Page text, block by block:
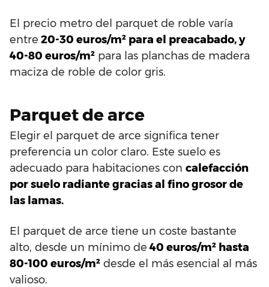
El precio metro del parquet de roble varía
entre 20-30 euros/m² para el preacabado, y
40-80 euros/m² para las planchas de madera
maciza de roble de color gris.
Parquet de arce
Elegir el parquet de arce significa tener
preferencia un color claro. Este suelo es
adecuado para habitaciones con calefacción
por suelo radiante gracias al fino grosor de
las lamas.
El parquet de arce tiene un coste bastante
alto, desde un mínimo de 40 euros/m² hasta
80-100 euros/m² desde el más esencial al más
valioso.